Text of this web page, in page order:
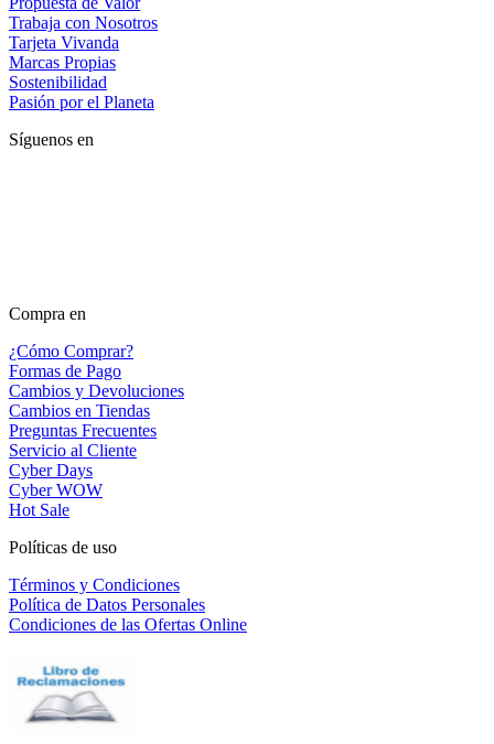
Trabaja con Nosotros
Tarjeta Vivanda
Marcas Propias
Sostenibilidad
Pasión por el Planeta
Síguenos en
Compra en
¿Cómo Comprar?
Formas de Pago
Cambios y Devoluciones
Cambios en Tiendas
Preguntas Frecuentes
Servicio al Cliente
Cyber Days
Cyber WOW
Hot Sale
Políticas de uso
Términos y Condiciones
Política de Datos Personales
Condiciones de las Ofertas Online